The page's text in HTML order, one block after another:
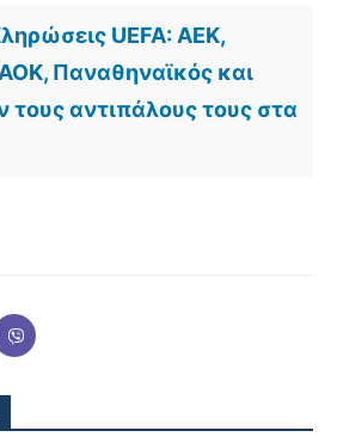
UEFA: ΑΕΚ,
Παναθηναϊκός και
αντιπάλους τους στα